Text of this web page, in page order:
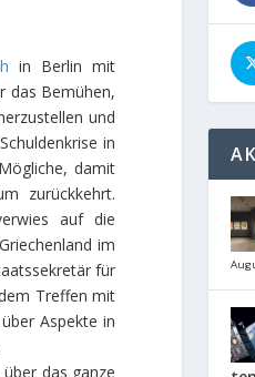
in Berlin mit
das Bemühen,
und
in
damit
zurückkehrt.
auf die
im
für
Treffen mit
Aspekte in
das ganze